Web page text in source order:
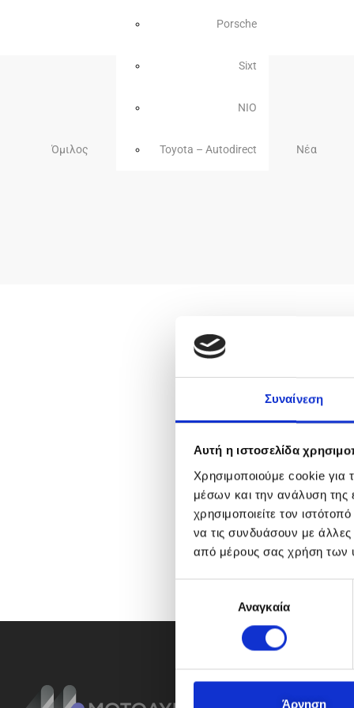
Συναίνεση
Αυτή η ιστοσελίδα
Χρησιμοποιούμε cookie για
μέσων και την ανάλυση της
χρησιμοποιείτε τον
να τις συνδυάσουν με
από μέρους σας χρήση των
ή
Αναγκαία
Άρνηση
Όμιλος
Porsche
Sixt
NIO
Toyota – Autodirect Νέα